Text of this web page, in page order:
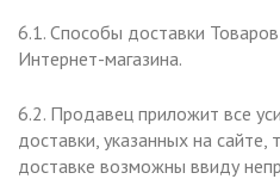
6.1. Способы доставки
Интернет-магазина.
6.2. Продавец приложит все
доставки, указанных на
доставке возможны ввиду